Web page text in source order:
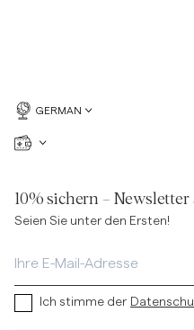
GERMAN
10% sichern –
Seien Sie unter den Ersten!
Ich stimme der